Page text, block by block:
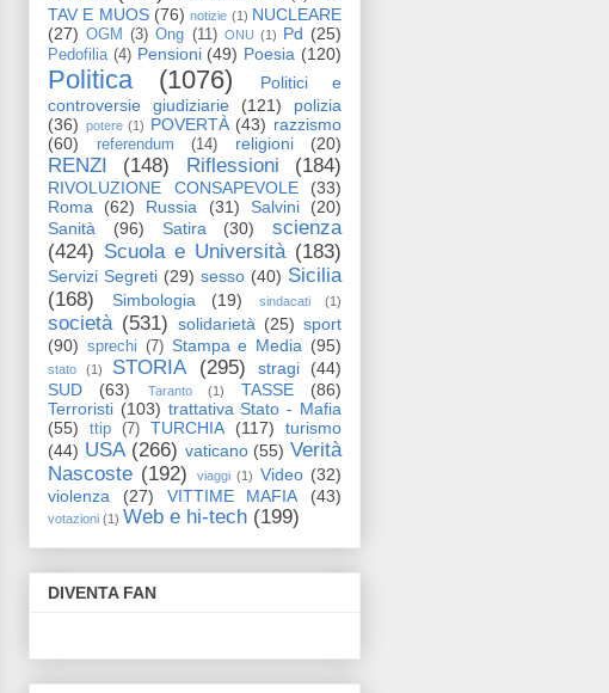
TAV E MUOS (76) notizie (1) NUCLEARE
(27) OGM (3) Ong (11) ONU (1) Pd (25)
Pedofilia (4) Pensioni (49) Poesia (120)
Politica (1076)
Politici e
controversie giudiziarie
(121)
polizia
(36) potere (1) POVERTÀ (43) razzismo
(60)
referendum (14) religioni (20)
RENZI (148) Riflessioni (184)
RIVOLUZIONE CONSAPEVOLE
(33)
Roma
(62) Russia (31) Salvini
(20)
Sanità
(96) Satira (30)
scienza
(424) Scuola e Università (183)
Servizi Segreti (29) sesso (40) Sicilia
(168)
Simbologia (19) sindacati (1)
società (531) solidarietà (25) sport
(90) sprechi (7) Stampa e Media (95)
stato (1) STORIA (295) stragi
(44)
SUD
(63) Taranto (1) TASSE
(86)
Terroristi (103) trattativa Stato - Mafia
(55)
ttip (7) TURCHIA (117)
turismo
(44) USA (266) vaticano (55) Verità
Nascoste (192) viaggi (1) Video (32)
violenza
(27) VITTIME MAFIA (43)
votazioni (1) Web e hi-tech (199)
DIVENTA FAN